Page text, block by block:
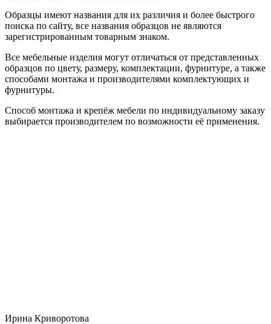
Образцы имеют названия для их различия и более быстрого
поиска по сайту, все названия образцов не являются
зарегистрированным товарным знаком.
Все мебельные изделия могут отличаться от представленных
образцов по цвету, размеру, комплектации, фурнитуре, а также
способами монтажа и производителями комплектующих и
фурнитуры.
Способ монтажа и крепёж мебели по индивидуальному заказу
выбирается производителем по возможности её применения.
Ирина Криворотова